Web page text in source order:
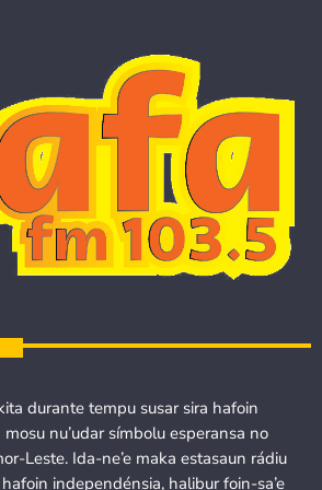
durante tempu susar sira hafoin
nu’udar símbolu esperansa no
Leste. Ida-ne’e maka estasaun rádiu
independénsia, halibur foin-sa’e